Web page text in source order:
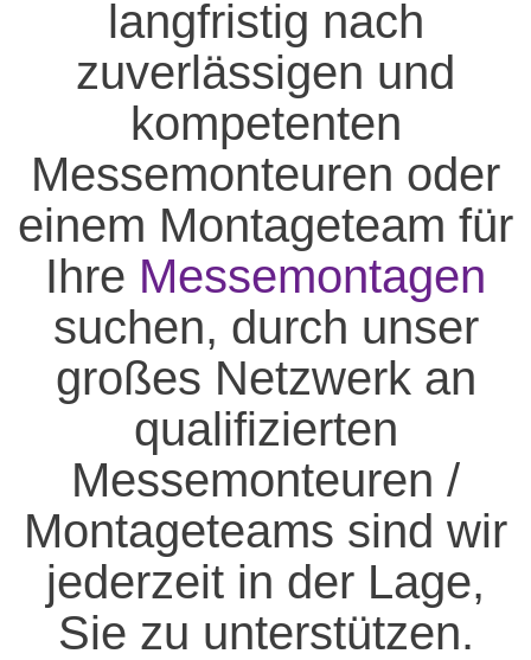
langfristig nach
zuverlässigen und
kompetenten
Messemonteuren oder
einem Montageteam für
Ihre Messemontagen
suchen, durch unser
großes Netzwerk an
qualifizierten
Messemonteuren /
Montageteams sind wir
jederzeit in der Lage,
Sie zu unterstützen.